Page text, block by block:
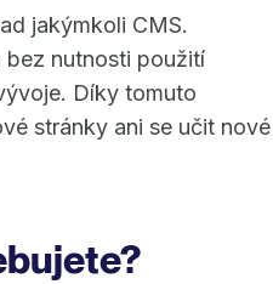
jakýmkoli CMS.
bez nutnosti použití
Díky tomuto
stránky ani se učit nové